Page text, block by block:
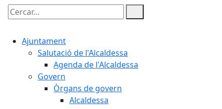
Cercar:
Ajuntament
Salutació de l'Alcaldessa
Agenda de l'Alcaldessa
Govern
Òrgans de govern
Alcaldessa